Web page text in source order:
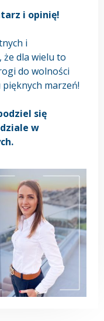
i opinię!
i
że dla wielu to
do wolności
marzeń!
się
w